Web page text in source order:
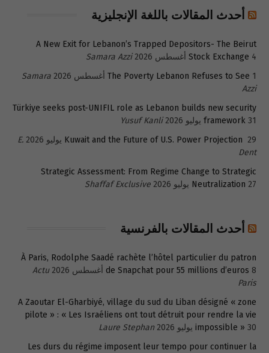
أحدث المقالات باللغة الإنجليزية
A New Exit for Lebanon’s Trapped Depositors- The Beirut
Stock Exchange 4 أغسطس 2026
Samara Azzi
The Poverty Lebanon Refuses to See 1 أغسطس 2026
Samara
Azzi
Türkiye seeks post-UNIFIL role as Lebanon builds new security
framework 31 يوليو 2026
Yusuf Kanli
Kuwait and the Future of U.S. Power Projection 29 يوليو 2026
E.
Dent
Strategic Assessment: From Regime Change to Strategic
Neutralization 27 يوليو 2026 Shaffaf Exclusive
أحدث المقالات بالفرنسية
À Paris, Rodolphe Saadé rachète l’hôtel particulier du patron
de Snapchat pour 55 millions d’euros 8 أغسطس 2026
Actu
Paris
A Zaoutar El-Gharbiyé, village du sud du Liban désigné « zone
pilote » : « Les Israéliens ont tout détruit pour rendre la vie
impossible » 30 يوليو 2026
Laure Stephan
Les durs du régime imposent leur tempo pour continuer la